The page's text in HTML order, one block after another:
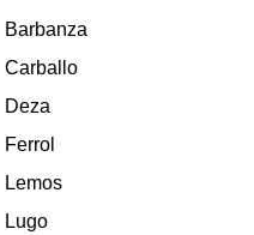
Barbanza
Carballo
Deza
Ferrol
Lemos
Lugo